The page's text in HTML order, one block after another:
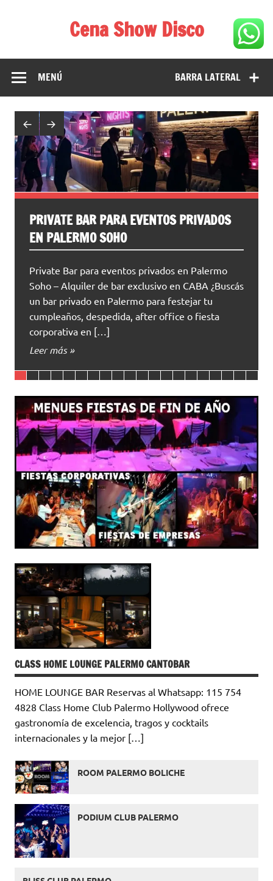
Cena Show Disco
Cena Show Disco – DISCO CENA SHOW GUIA DE
RESTAURANTES
BARRA LATERAL
MENÚ
PRIVATE BAR PARA EVENTOS PRIVADOS
EN PALERMO SOHO
Private Bar para eventos privados en Palermo
Soho – Alquiler de bar exclusivo en CABA ¿Buscás
un bar privado en Palermo para festejar tu
cumpleaños, despedida, after office o fiesta
corporativa en […]
Leer más »
CLASS HOME LOUNGE PALERMO CANTOBAR
HOME LOUNGE BAR Reservas al Whatsapp: 115 754
4828 Class Home Club Palermo Hollywood ofrece
gastronomía de excelencia, tragos y cocktails
internacionales y la mejor […]
ROOM PALERMO BOLICHE
PODIUM CLUB PALERMO